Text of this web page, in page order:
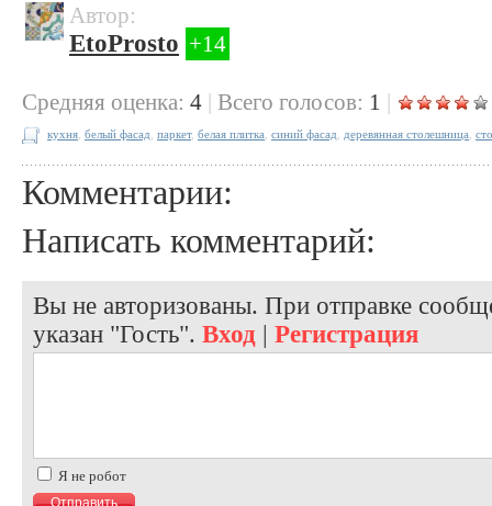
Автор:
EtoProsto +14
Cредняя оценка: 4 | Всего голосов: 1 |
кухня белый фасад паркет, белая плитка синий фасад деревянная столешница
Комментарии:
Написать комментарий:
Вы не авторизованы. При отправке
указан "Гость". Вход | Регистрация
Я не робот